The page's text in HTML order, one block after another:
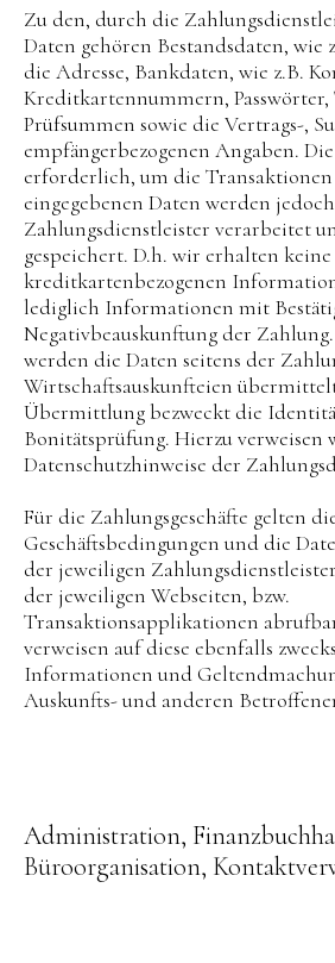
Zu den, durch die
Daten gehören Bestandsdaten, wie
die Adresse, Bankdaten, wie z.B.
Kreditkartennummern,
Prüfsummen sowie die Vertrags-,
empfängerbezogenen Angaben.
erforderlich, um die
eingegebenen Daten werden
Zahlungsdienstleister verarbeitet
gespeichert. D.h. wir erhalten
kreditkartenbezogenen
lediglich Informationen mit
Negativbeauskunftung der
werden die Daten seitens der
Wirtschaftsauskunfteien
Übermittlung bezweckt die
Bonitätsprüfung. Hierzu
Datenschutzhinweise der
Für die Zahlungsgeschäfte gelten
Geschäftsbedingungen und die
der jeweiligen
der jeweiligen Webseiten, bzw.
Transaktionsapplikationen
verweisen auf diese ebenfalls
Informationen und
Auskunfts- und anderen
Administration,
Büroorganisation,